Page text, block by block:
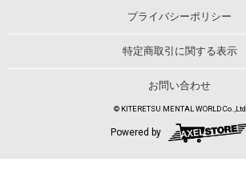
プライバシーポリシー
特定商取引に関する表示
お問い合わせ
© KITERETSU MENTAL WORLD Co.,Ltd
Powered by